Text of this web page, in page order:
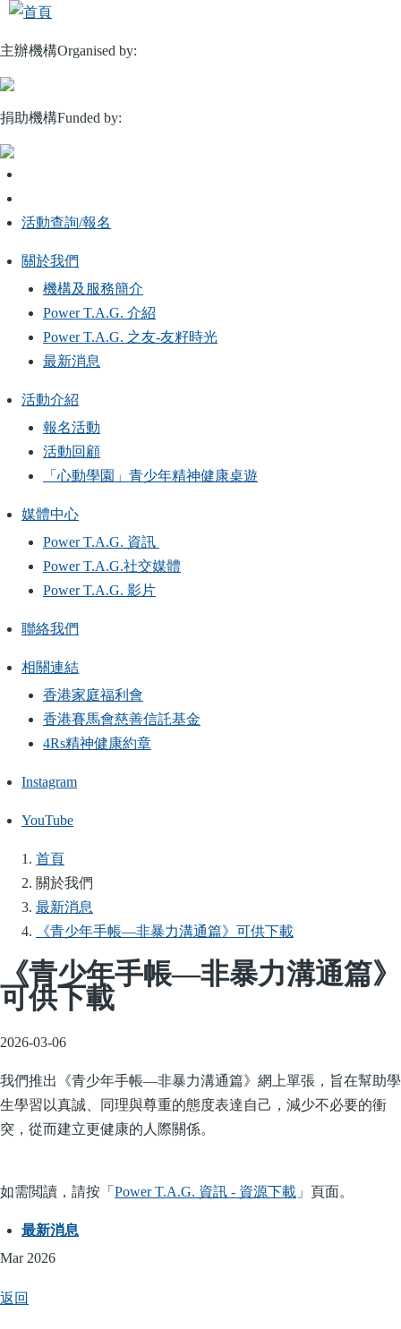
移
主
內
容
主辦機構Organised by:
捐助機構Funded by:
活動查詢/報名
Main
navigation
關於我們
機構及服務簡介
Power T.A.G. 介紹
Power T.A.G. 之友-友籽時光
最新消息
活動介紹
報名活動
活動回顧
「心動學園」青少年精神健康桌遊
媒體中心
Power T.A.G. 資訊
Power T.A.G.社交媒體
Power T.A.G. 影片
聯絡我們
相關連結
香港家庭福利會
香港賽馬會慈善信託基金
4Rs精神健康約章
Instagram
YouTube
首頁
關於我們
最新消息
《青少年手帳—非暴力溝通篇》可供下載
《青少年手帳—非暴力溝通篇》
可供下載
2026-03-06
我們推出《青少年手帳—非暴力溝通篇》網上單張，旨在幫助學
生學習以真誠、同理與尊重的態度表達自己，減少不必要的衝
突，從而建立更健康的人際關係。
如需閲讀，請按「 Power T.A.G. 資訊 - 資源下載 」頁面。
最新消息
Mar 2026
返回